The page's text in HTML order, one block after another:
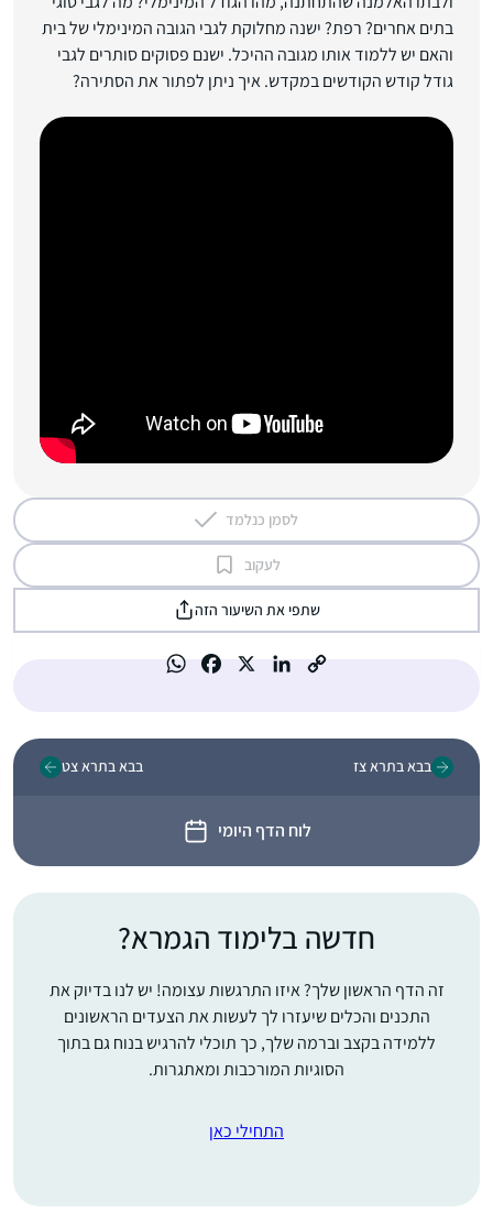
בתים אחרים? רפת? ישנה מחלוקת לגבי הגובה המינימלי של בית
והאם יש ללמוד אותו מגובה ההיכל. ישנם פסוקים סותרים לגבי
גודל קודש הקודשים במקדש. איך ניתן לפתור את הסתירה?
לסמן כנלמד
לעקוב
שתפי את השיעור הזה
בבא בתרא צז
לוח הדף היומי
בבא בתרא צט
חדשה בלימוד הגמרא?
זה הדף הראשון שלך? איזו התרגשות עצומה! יש לנו בדיוק את
התכנים והכלים שיעזרו לך לעשות את הצעדים הראשונים
ללמידה בקצב וברמה שלך, כך תוכלי להרגיש בנוח גם בתוך
הסוגיות המורכבות ומאתגרות.
התחילי כאן